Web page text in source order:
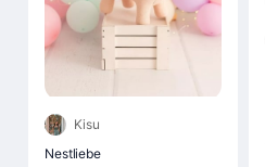
Kisu
Nestliebe